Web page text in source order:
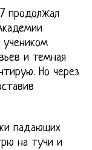
продолжал
учеником
и темная
Но через
падающих
на тучи и